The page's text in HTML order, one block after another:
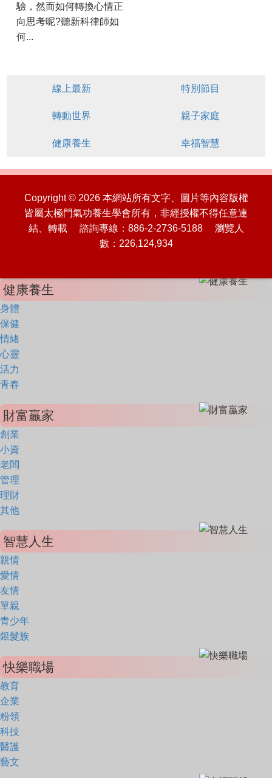
驗，然而如何轉換心情正
向思考呢?聽新科律師如
何...
線上最新 特別節目
轉動世界 親子家庭
健康養生 幸福智慧
Copyright © 2026 本網站所有文字、圖片等內容版權
皆屬太極門氣功養生學會所有，非經授權不得任意連
結、轉載 諮詢專線：886-2-2736-5188 瀏覽人
數：226,124,934
健康養生
身體
保健
情緒
心靈
活力
青春
財富贏家
創業
小資
老闆
管理
理財
其他
智慧人生
親情
愛情
友情
單親
青少年
銀髮族
快樂職場
教育
企業
粉領
科技
醫護
藝文